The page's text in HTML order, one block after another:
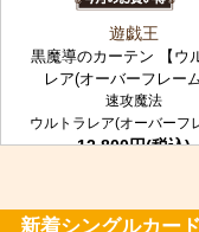
遊戯王
黒魔導のカーテン 【ウ
レア(オーバーフレーム
速攻魔法
ウルトラレア(オーバーフ
12,800円(税込)
新着シングルカード